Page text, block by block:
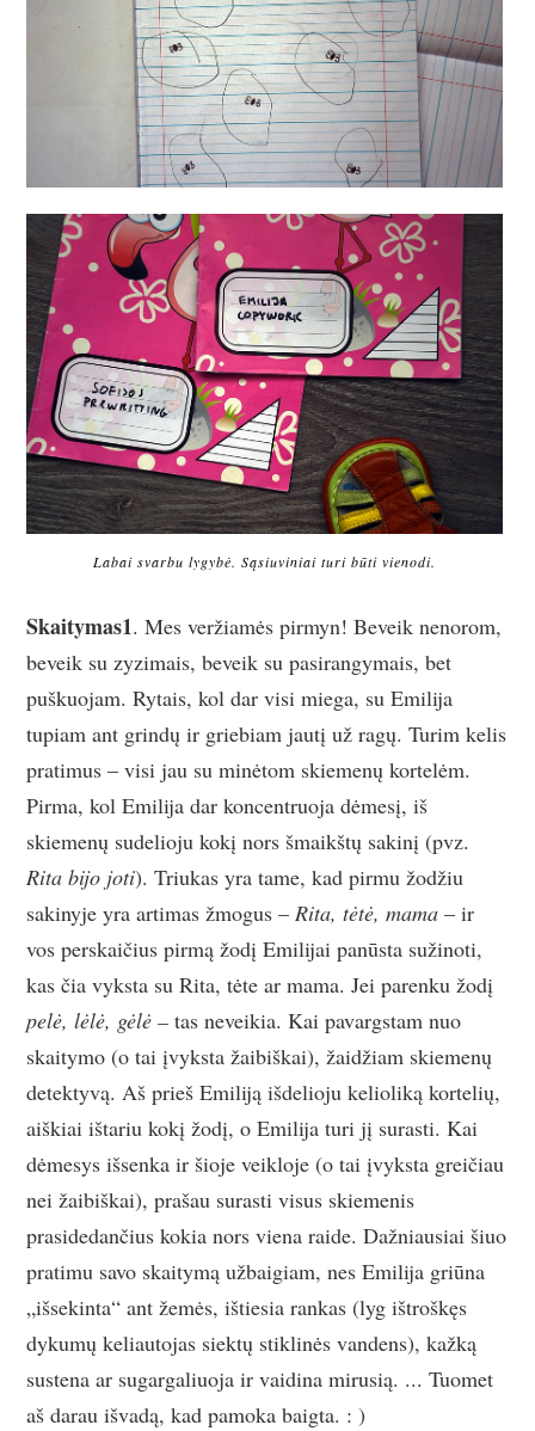
Labai svarbu lygybė. Sąsiuviniai turi būti vienodi.
Skaitymas1. Mes veržiamės pirmyn! Beveik nenorom,
beveik su zyzimais, beveik su pasirangymais, bet
puškuojam. Rytais, kol dar visi miega, su Emilija
tupiam ant grindų ir griebiam jautį už ragų. Turim kelis
pratimus – visi jau su minėtom skiemenų kortelėm.
Pirma, kol Emilija dar koncentruoja dėmesį, iš
skiemenų sudelioju kokį nors šmaikštų sakinį (pvz.
Rita bijo joti). Triukas yra tame, kad pirmu žodžiu
sakinyje yra artimas žmogus –Rita, tėtė, mama – ir
vos perskaičius pirmą žodį Emilijai panūsta sužinoti,
kas čia vyksta su Rita, tėte ar mama. Jei parenku žodį
pelė, lėlė, gėlė –tas neveikia. Kai pavargstam nuo
skaitymo (o tai įvyksta žaibiškai), žaidžiam skiemenų
detektyvą. Aš prieš Emiliją išdelioju kelioliką kortelių,
aiškiai ištariu kokį žodį, o Emilija turi jį surasti. Kai
dėmesys išsenka ir šioje veikloje (o tai įvyksta greičiau
nei žaibiškai), prašau surasti visus skiemenis
prasidedančius kokia nors viena raide. Dažniausiai šiuo
pratimu savo skaitymą užbaigiam, nes Emilija griūna
„išsekinta“ ant žemės, ištiesia rankas (lyg ištroškęs
dykumų keliautojas siektų stiklinės vandens), kažką
sustena ar sugargaliuoja ir vaidina mirusią. ... Tuomet
aš darau išvadą, kad pamoka baigta. : )